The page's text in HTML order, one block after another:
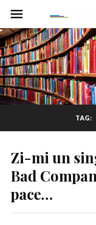
TAG:
Zi-mi un
Bad
pace…